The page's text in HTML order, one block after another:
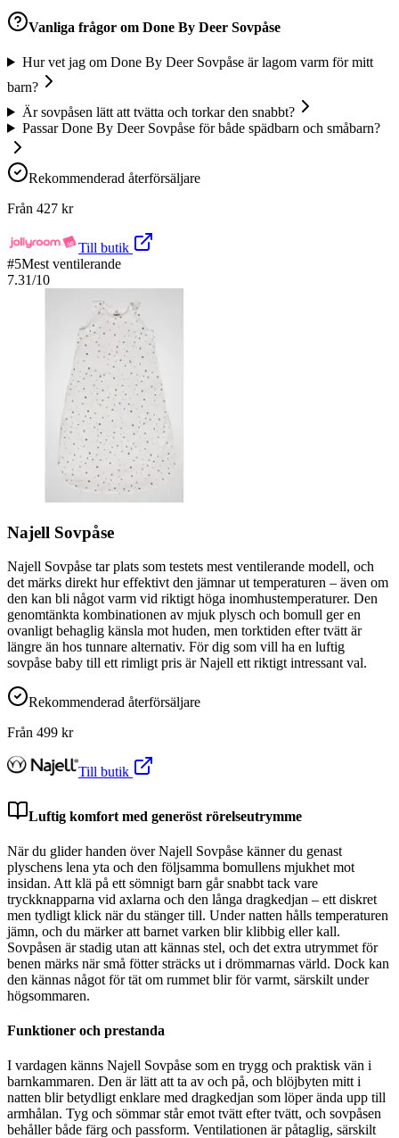
Vanliga frågor om Done By Deer Sovpåse
Hur vet jag om Done By Deer Sovpåse är lagom varm för mitt
barn?
Är sovpåsen lätt att tvätta och torkar den snabbt?
Passar Done By Deer Sovpåse för både spädbarn och småbarn?
Rekommenderad återförsäljare
Från 427 kr
Till butik
#5Mest ventilerande
7.31/10
Najell Sovpåse
Najell Sovpåse tar plats som testets mest ventilerande modell, och
det märks direkt hur effektivt den jämnar ut temperaturen – även om
den kan bli något varm vid riktigt höga inomhustemperaturer. Den
genomtänkta kombinationen av mjuk plysch och bomull ger en
ovanligt behaglig känsla mot huden, men torktiden efter tvätt är
längre än hos tunnare alternativ. För dig som vill ha en luftig
sovpåse baby till ett rimligt pris är Najell ett riktigt intressant val.
Rekommenderad återförsäljare
Från 499 kr
Till butik
Luftig komfort med generöst rörelseutrymme
När du glider handen över Najell Sovpåse känner du genast
plyschens lena yta och den följsamma bomullens mjukhet mot
insidan. Att klä på ett sömnigt barn går snabbt tack vare
tryckknapparna vid axlarna och den långa dragkedjan – ett diskret
men tydligt klick när du stänger till. Under natten hålls temperaturen
jämn, och du märker att barnet varken blir klibbig eller kall.
Sovpåsen är stadig utan att kännas stel, och det extra utrymmet för
benen märks när små fötter sträcks ut i drömmarnas värld. Dock kan
den kännas något för tät om rummet blir för varmt, särskilt under
högsommaren.
Funktioner och prestanda
I vardagen känns Najell Sovpåse som en trygg och praktisk vän i
barnkammaren. Den är lätt att ta av och på, och blöjbyten mitt i
natten blir betydligt enklare med dragkedjan som löper ända upp till
armhålan. Tyg och sömmar står emot tvätt efter tvätt, och sovpåsen
behåller både färg och passform. Ventilationen är påtaglig, särskilt